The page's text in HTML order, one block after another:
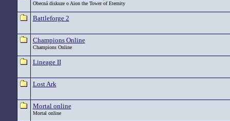
Obecná diskuze o Aion the Tower of Eternity
Battleforge 2
Champions Online
Champions Online
Lineage II
Lost Ark
Mortal online
Mortal online